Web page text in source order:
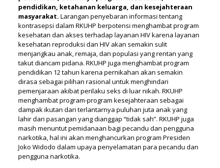
pendidikan, ketahanan keluarga, dan kesejahteraan
masyarakat.Larangan penyebaran informasi tentang
kontrasepsi dalam RKUHP berpotensi menghambat program
kesehatan dan akses terhadap layanan HIV karena layanan
kesehatan reproduksi dan HIV akan semakin sulit
menjangkau anak, remaja, dan populasi yang rentan yang
takut diancam pidana. RKUHP juga menghambat program
pendidikan 12 tahun karena pernikahan akan semakin
dirasa sebagai pilihan rasional untuk menghindari
pemenjaraan akibat perilaku seks di luar nikah. RKUHP
menghambat program-program kesejahteraan sebagai
dampak ikutan dari terlantarnya puluhan juta anak yang
lahir dari pasangan yang dianggap “tidak sah”. RKUHP juga
masih menuntut pemidanaan bagi pecandu dan pengguna
narkotika, hal ini akan menghancurkan program Presiden
Joko Widodo dalam upaya penyelamatan para pecandu dan
pengguna narkotika.